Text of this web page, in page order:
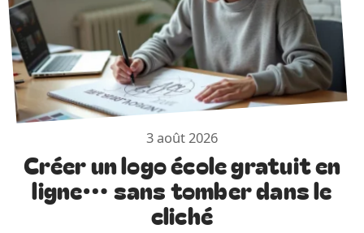
3 août 2026
Créer un logo école gratuit en
ligne… sans tomber dans le
cliché